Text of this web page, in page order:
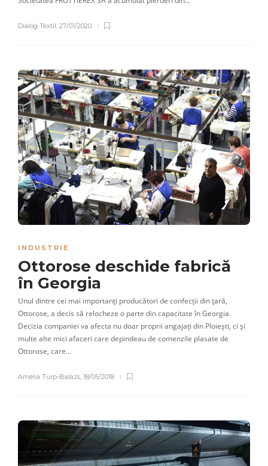
Dialog Textil, 27/01/2020
INDUSTRIE
Ottorose deschide fabrică
în Georgia
Unul dintre cei mai importanți producători de confecții din țară,
Ottorose, a decis să relocheze o parte din capacitate în Georgia.
Decizia companiei va afecta nu doar proprii angajați din Ploiești, ci și
multe alte mici afaceri care depindeau de comenzile plasate de
Ottorose, care…
Amelia Turp-Balazs, 18/05/2018